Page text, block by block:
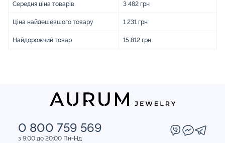
Середня ціна товарів 3 482 грн
Ціна найдешевшого товару 1 231 грн
Найдорожчий товар 15 812 грн
0 800 759 569
з 9:00 до 20:00 Пн-Нд